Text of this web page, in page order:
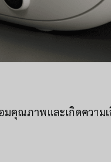
มคุณภาพและเกิดความ